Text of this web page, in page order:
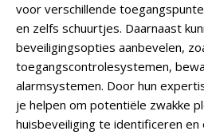
voor verschillende
en zelfs schuurtjes. Daarnaast
beveiligingsopties aanbevelen,
toegangscontrolesystemen,
alarmsystemen. Door hun
je helpen om potentiële zwakke
huisbeveiliging te identificeren en